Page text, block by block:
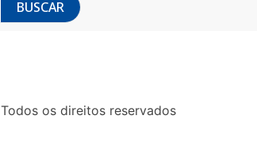
BUSCAR
Todos os direitos reservados